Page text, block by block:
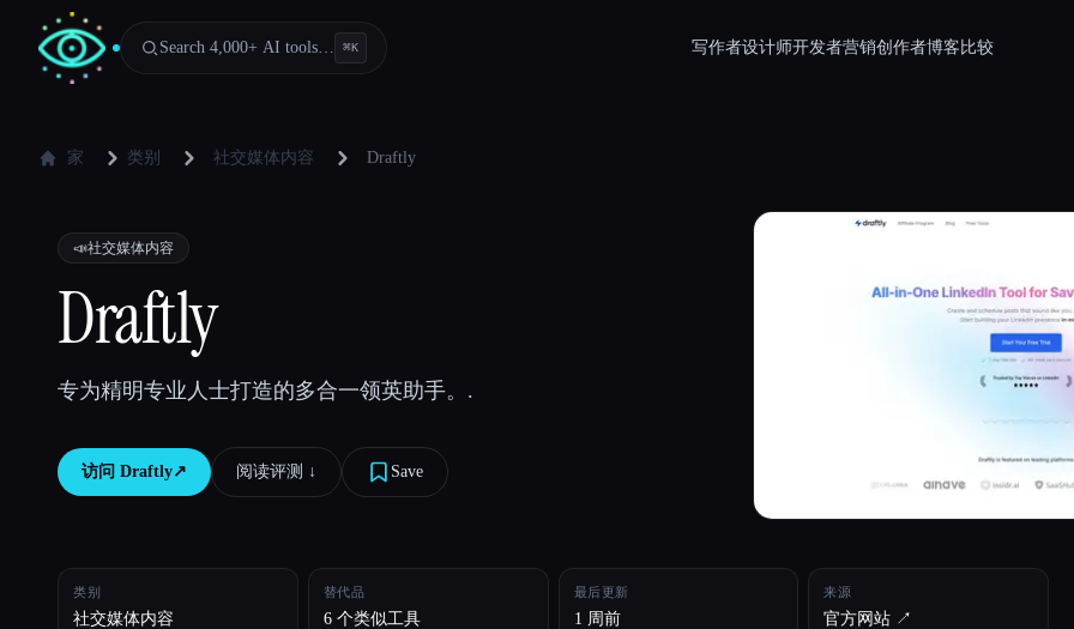
Search 4,000+ AI tools… ⌘K 写作者设计师开发者营销创作者博客 比较
家 类别 社交媒体内容 Draftly
📣社交媒体内容
Draftly
专为精明专业人士打造的多合一领英助手。.
访问 Draftly↗︎ 阅读评测 ↓︎ Save
类别
社交媒体内容
替代品
6 个类似工具
最后更新
1 周前
来源
官方网站 ↗︎